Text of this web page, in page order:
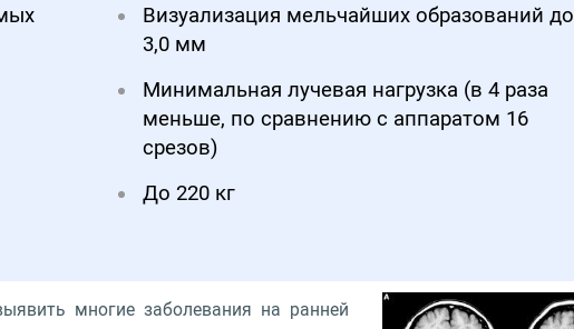
Визуализация мельчайших образований до
3,0 мм
Минимальная лучевая нагрузка (в 4 раза
меньше, по сравнению с аппаратом 16
срезов)
До 220 кг
многие заболевания на ранней